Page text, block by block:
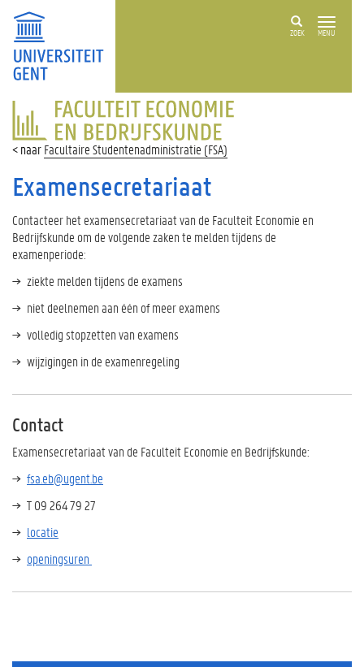
ZOEK MENU
FACULTEIT
ECONOMIE
EN
BEDRIJFSKUNDE
Facultaire Studentenadministratie (FSA)
Examensecretariaat
Contacteer het examensecretariaat van de Faculteit Economie en
Bedrijfskunde om de volgende zaken te melden tijdens de
examenperiode:
ziekte melden tijdens de examens
niet deelnemen aan één of meer examens
volledig stopzetten van examens
wijzigingen in de examenregeling
Contact
Examensecretariaat van de Faculteit Economie en Bedrijfskunde:
fsa.eb@ugent.be
T 09 264 79 27
locatie
openingsuren